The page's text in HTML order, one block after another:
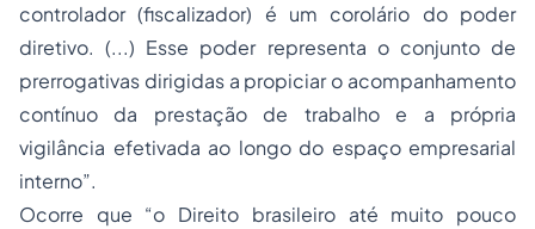
controlador (fiscalizador) é um corolário do poder
diretivo. (...) Esse poder representa o conjunto de
prerrogativas dirigidas a propiciar o acompanhamento
contínuo da prestação de trabalho e a própria
vigilância efetivada ao longo do espaço empresarial
interno”.
Ocorre que “o Direito brasileiro até muito pouco